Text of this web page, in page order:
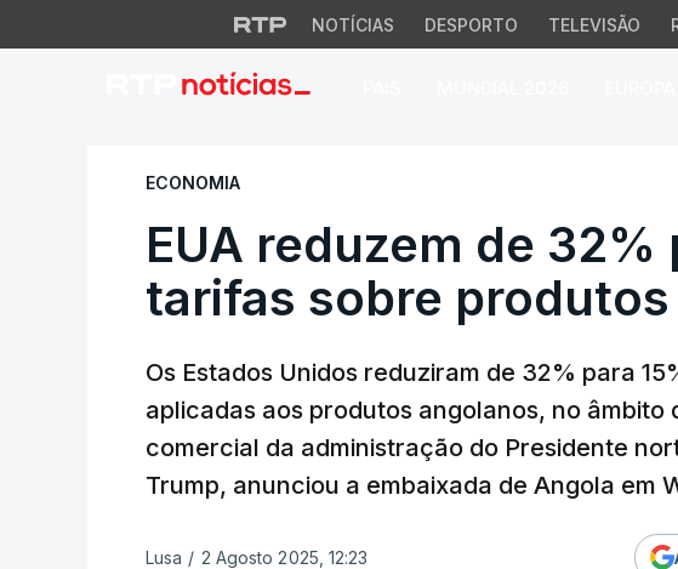
NOTÍCIAS DESPORTO TELEVISÃO
EUA reduzem de 32%
ECONOMIA
EUA reduzem de 32%
tarifas sobre
Os Estados Unidos reduziram de 32% para
aplicadas aos produtos angolanos, no âmbito
comercial da administração do Presidente
Trump, anunciou a embaixada de Angola em
Lusa / 2 Agosto 2025, 12:23